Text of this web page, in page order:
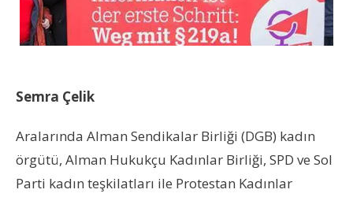
Semra Çelik
Aralarında Alman Sendikalar Birliği (DGB) kadın
örgütü, Alman Hukukçu Kadınlar Birliği, SPD ve Sol
Parti kadın teşkilatları ile Protestan Kadınlar